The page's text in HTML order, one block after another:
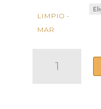
LIMPIO -
MAR
SALVAJE